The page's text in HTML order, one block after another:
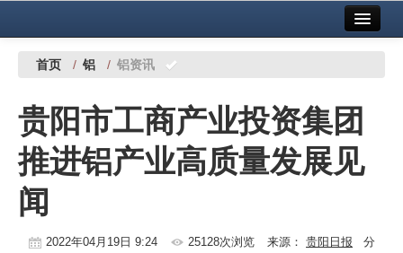
中国有色金属报社主办 广告服务
铜镍铅锌
铝
稀有稀土
有色市场
首页 / 铝 / 铝资讯
贵阳市工商产业投资集团
推进铝产业高质量发展见
闻
2022年04月19日 9:24 25128次浏览 来源： 贵阳日报 分